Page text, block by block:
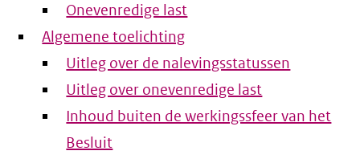
Onevenredige last
Algemene toelichting
Uitleg over de nalevingsstatussen
Uitleg over onevenredige last
Inhoud buiten de werkingssfeer van het
Besluit